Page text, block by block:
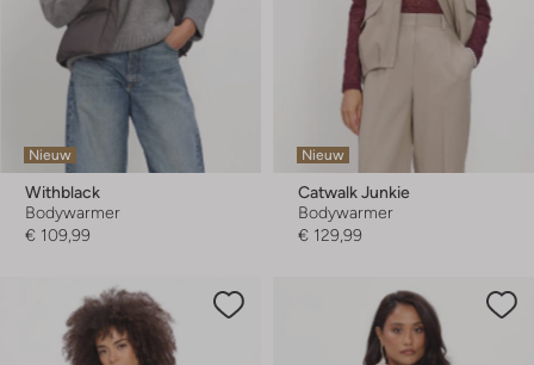
Nieuw
Withblack
Bodywarmer
€ 109,99
Nieuw
Catwalk Junkie
Bodywarmer
€ 129,99